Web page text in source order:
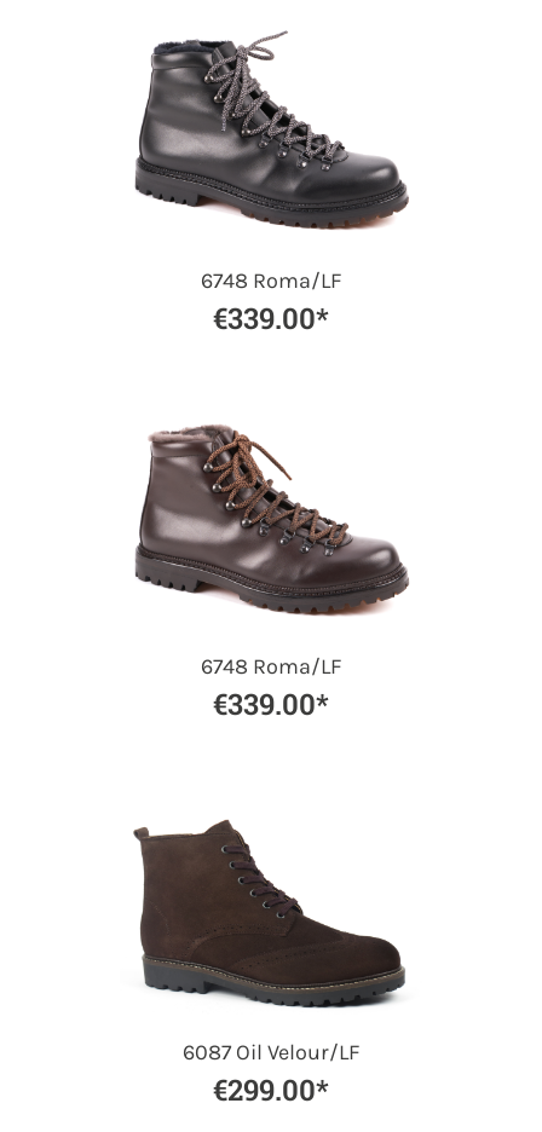
6748 Roma/LF
€339.00*
6748 Roma/LF
€339.00*
6087 Oil Velour/LF
€299.00*